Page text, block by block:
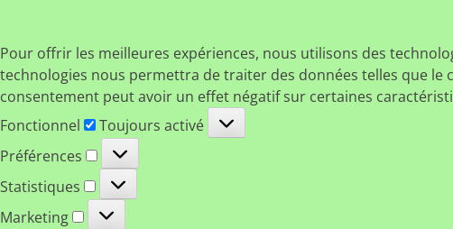
Pour offrir les meilleures expériences, nous utilisons des
technologies nous permettra de traiter des données telles que
consentement peut avoir un effet négatif sur certaines
Fonctionnel
Fonctionnel
Toujours activé
Préférences
Préférences
Statistiques
Statistiques
Marketing
Marketing